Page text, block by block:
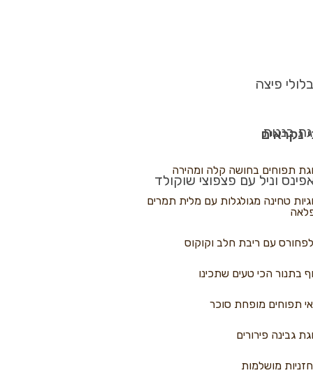
פיצה
בננות
וניל עם פצפוצי שוקולד
נקראים
תפוחים בחושה קלה ומהירה
טחינה מגולגלות עם מלית תמרים
עם ריבת חלב וקוקוס
בתנור הכי טעים שתכינו
תפוחים מופחת סוכר
גבינה פירורים
מושלמות